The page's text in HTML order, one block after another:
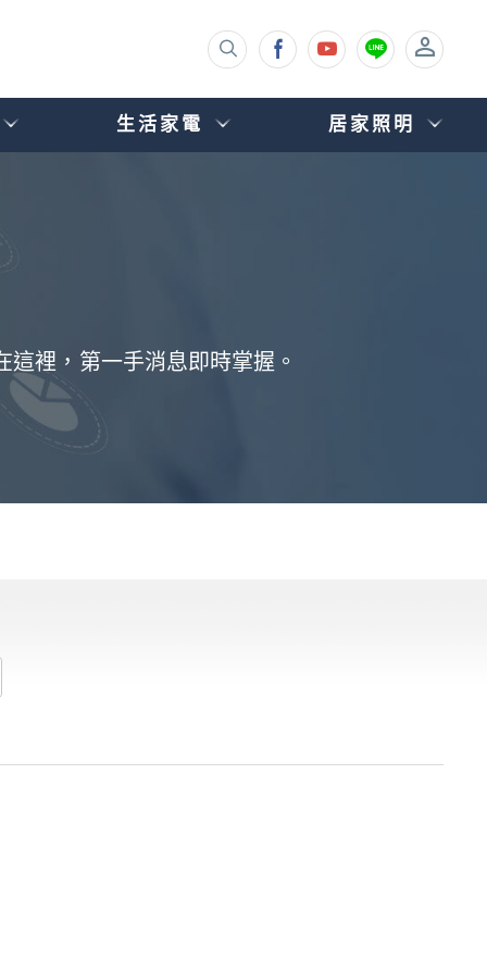
生活家電 居家照明
裡，第一手消息即時掌握。